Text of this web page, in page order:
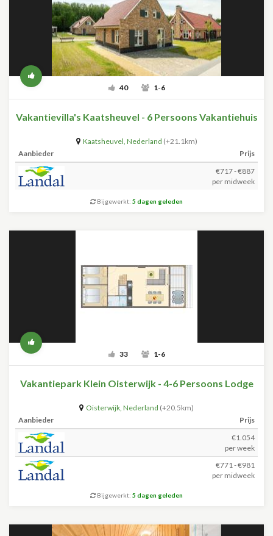
40 1-6
Vakantievilla's Kaatsheuvel - 6 Persoons Vakantiehuis
Kaatsheuvel, Nederland (+21.1km)
Aanbieder
Prijs
€717 - €887
per midweek
Bijgewerkt: 5 dagen geleden
33 1-6
Vakantiepark Klein Oisterwijk - 4-6 Persoons Lodge
Oisterwijk, Nederland (+20.5km)
Aanbieder
Prijs
€1.054
per week
€771 - €981
per midweek
Bijgewerkt: 5 dagen geleden